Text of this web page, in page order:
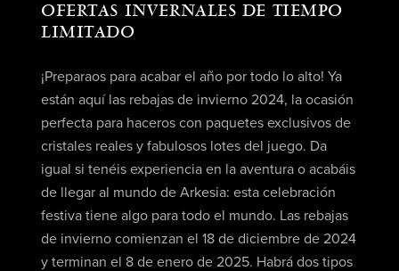
OFERTAS INVERNALES DE TIEMPO
LIMITADO
¡Preparaos para acabar el año por todo lo alto! Ya
están aquí las rebajas de invierno 2024, la ocasión
perfecta para haceros con paquetes exclusivos de
cristales reales y fabulosos lotes del juego. Da
igual si tenéis experiencia en la aventura o acabáis
de llegar al mundo de Arkesia: esta celebración
festiva tiene algo para todo el mundo. Las rebajas
de invierno comienzan el 18 de diciembre de 2024
y terminan el 8 de enero de 2025. Habrá dos tipos